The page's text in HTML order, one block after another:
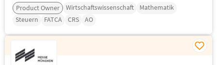
Product Owner Wirtschaftswissenschaft
Mathematik
Steuern
FATCA CRS AO